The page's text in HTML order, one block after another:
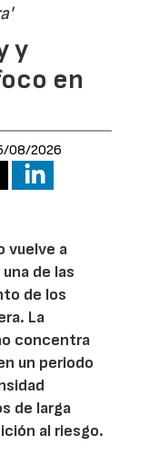
y
en
08/2026
vuelve a
de las
de los
La
concentra
un periodo
de larga
al riesgo.